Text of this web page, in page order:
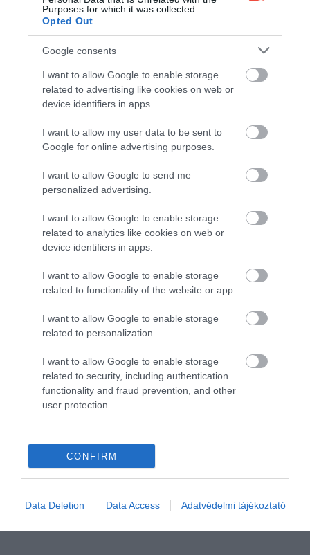
Purposes for which it was collected.
Opted Out
Google consents
I want to allow Google to enable storage
related to advertising like cookies on web or
device identifiers in apps.
I want to allow my user data to be sent to
Google for online advertising purposes.
I want to allow Google to send me
personalized advertising.
I want to allow Google to enable storage
related to analytics like cookies on web or
device identifiers in apps.
I want to allow Google to enable storage
related to functionality of the website or app.
I want to allow Google to enable storage
related to personalization.
I want to allow Google to enable storage
related to security, including authentication
functionality and fraud prevention, and other
user protection.
CONFIRM
Data Deletion Data Access Adatvédelmi tájékoztató
Sao Tomé és Príncipe Fotó:
Bár közvetlen járat nem közlekedikBudapestről
São Tomé és Príncipe szigetére, egy vagy két
átszállást – és ezzel együtt nagyjából 22-26 óra
utazást – belekalkulálva érkezhetünk meg Afrika
földi paracsimomába.